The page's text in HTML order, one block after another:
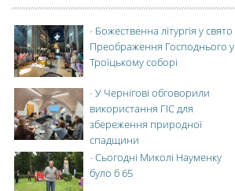
- Божественна літургія у свято
Преображення Господнього у
Троїцькому соборі
-У Чернігові обговорили
використання ГІС для
збереження природної
спадщини
-Сьогодні Миколі Науменку
було б 65